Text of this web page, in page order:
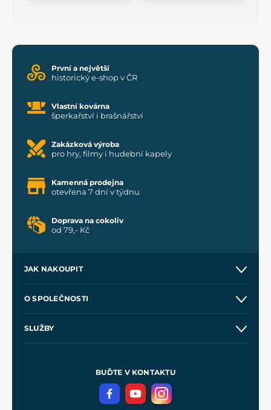
První a největší
historický e-shop v ČR
Vlastní kovárna
šperkařství i brašnářství
Zakázková výroba
pro hry, filmy i hudební kapely
Kamenná prodejna
otevřena 7 dní v týdnu
Doprava na cokoliv
od 79,- Kč
JAK NAKOUPIT
Velkoobchod
O SPOLEČNOSTI
SLUŽBY
Meče pro Kingdom Come
BUĎTE V KONTAKTU